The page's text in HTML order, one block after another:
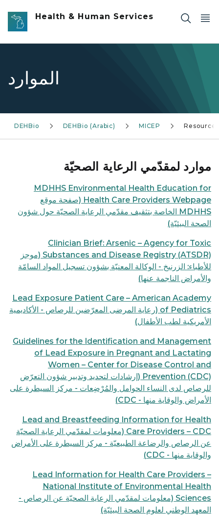
Skip to main content
Health & Human Services
الموارد
DEHBio DEHBio (Arabic) MICEP Resources
موارد لمقدّمي الرعاية الصحيّة
MDHHS Environmental Health Education for
Health Care Providers Webpage (صفحة موقع
MDHHS الخاصة بتثقيف مقدّمي الرعاية الصحيّة حول شؤون
الصحة البيئيّة)
Clinician Brief: Arsenic – Agency for Toxic
Substances and Disease Registry (ATSDR) (موجز
للأطباء: الزرنيخ - الوكالة المعنيّة بشؤون تسجيل المواد السامّة
والأمراض الناجمة عنها)
Lead Exposure Patient Care – American Academy
of Pediatrics (رعاية المرضى المعرّضين للرصاص - الأكاديمية
الأمريكية لطب الأطفال)
Guidelines for the Identification and Management
of Lead Exposure in Pregnant and Lactating
Women – Center for Disease Control and
Prevention (CDC) (إرشادات لتحديد وتدبير شؤون التعرّض
للرصاص لدى النساء الحوامل والمُرْضِعات - مركز السيطرة على
الأمراض والوقاية منها - CDC)
Lead and Breastfeeding Information for Health
Care Providers – CDC (معلومات لمقدّمي الرعاية الصحيّة
عن الرصاص والرضاعة الطبيعيّة - مركز السيطرة على الأمراض
والوقاية منها - CDC)
Lead Information for Health Care Providers –
National Institute of Environmental Health
Sciences (معلومات لمقدّمي الرعاية الصحيّة عن الرصاص -
المعهد الوطني لعلوم الصحة البيئيّة)